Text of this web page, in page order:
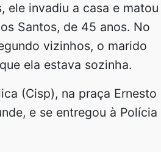
ele invadiu a casa e matou
Santos, de 45 anos. No
vizinhos, o marido
ela estava sozinha.
(Cisp), na praça Ernesto
e se entregou à Polícia